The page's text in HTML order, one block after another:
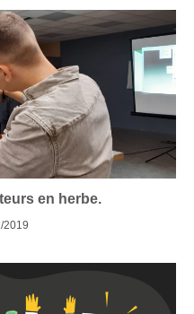
en herbe.
2019